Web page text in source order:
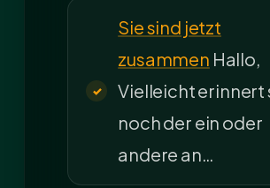
Sie sind jetzt
zusammen Hallo,
Vielleicht erinnert
noch der ein oder
andere an…